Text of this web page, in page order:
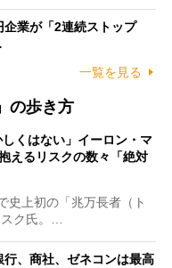
企業が「2連続ストップ
一覧を見る
の歩き方
しくはない」イーロン・マ
えるリスクの数々「絶対
上初の「兆万長者（ト
スク氏。…
行、商社、ゼネコンは最高